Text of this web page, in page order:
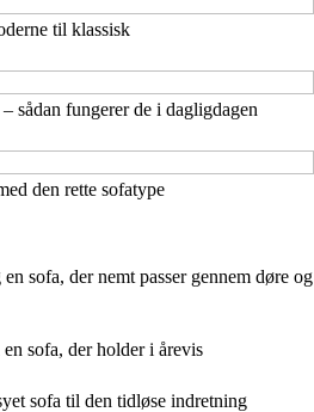
til klassisk
sådan fungerer de i dagligdagen
den rette sofatype
sofa, der nemt passer gennem døre og
sofa, der holder i årevis
sofa til den tidløse indretning